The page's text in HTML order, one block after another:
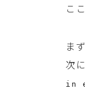
こ
ま
次
in